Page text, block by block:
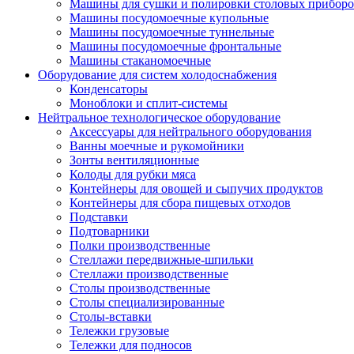
Машины для сушки и полировки столовых
Машины посудомоечные купольные
Машины посудомоечные туннельные
Машины посудомоечные фронтальные
Машины стаканомоечные
Оборудование для систем холодоснабжения
Конденсаторы
Моноблоки и сплит-системы
Нейтральное технологическое оборудование
Аксессуары для нейтрального оборудования
Ванны моечные и рукомойники
Зонты вентиляционные
Колоды для рубки мяса
Контейнеры для овощей и сыпучих продуктов
Контейнеры для сбора пищевых отходов
Подставки
Подтоварники
Полки производственные
Стеллажи передвижные-шпильки
Стеллажи производственные
Столы производственные
Столы специализированные
Столы-вставки
Тележки грузовые
Тележки для подносов